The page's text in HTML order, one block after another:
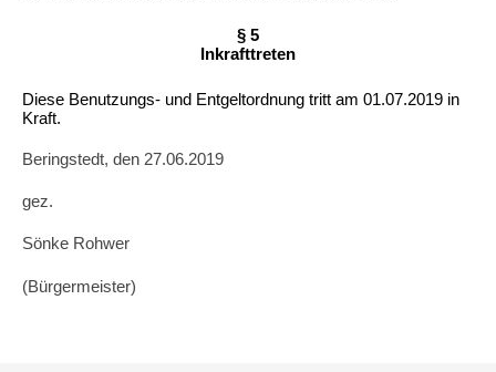
§ 5
Inkrafttreten
Diese Benutzungs- und Entgeltordnung tritt am 01.07.2019 in
Kraft.
Beringstedt, den 27.06.2019
gez.
Sönke Rohwer
(Bürgermeister)